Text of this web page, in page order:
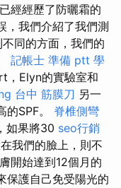
經經歷了防曬霜的
，我們介紹了我們測
同的方面，我們的
記帳士 準備 ptt 學
，Elyn的實驗室和
台中 筋膜刀 另一
SPF。 脊椎側彎
如果將30 seo行銷
我們的臉上，則不
開始達到12個月的
保護自己免受陽光的